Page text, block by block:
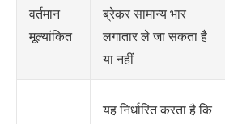
वर्तमान
मूल्यांकित
ब्रेकर सामान्य भार
लगातार ले जा सकता है
या नहीं
यह निर्धारित करता है कि